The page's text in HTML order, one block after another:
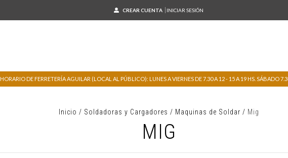
CREAR CUENTA INICIAR SESIÓN
HORARIO DE FERRETERÍA AGUILAR (LOCAL AL PÚBLICO): LUNES A VIERNES DE 7.30 A 12 - 15 A 19 HS. SÁBADO
Inicio / Soldadoras y Cargadores / Maquinas de Soldar / Mig
MIG